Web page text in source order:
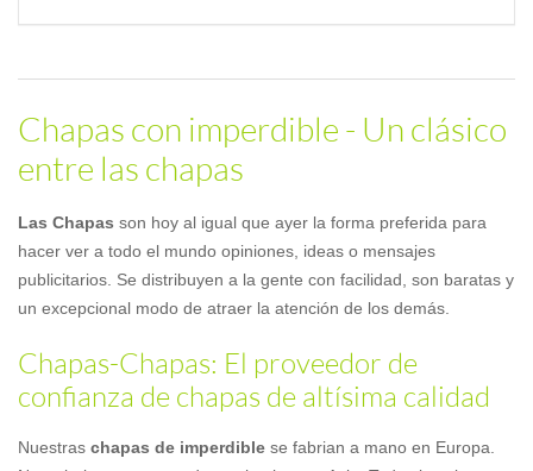
Chapas con imperdible - Un clásico
entre las chapas
Las Chapas son hoy al igual que ayer la forma preferida para
hacer ver a todo el mundo opiniones, ideas o mensajes
publicitarios. Se distribuyen a la gente con facilidad, son baratas y
un excepcional modo de atraer la atención de los demás.
Chapas-Chapas: El proveedor de
confianza de chapas de altísima calidad
Nuestras chapas de imperdible se fabrian a mano en Europa.